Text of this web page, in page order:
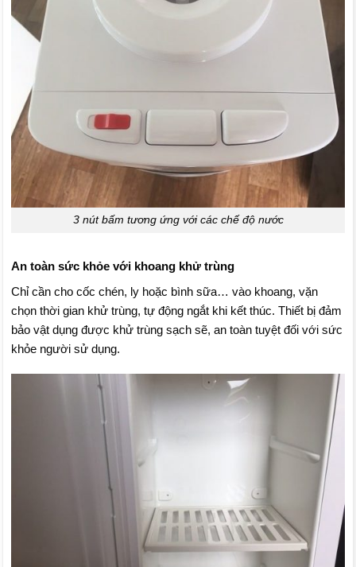
3 nút bấm tương ứng với các chế độ nước
An toàn sức khỏe với khoang khử trùng
Chỉ cần cho cốc chén, ly hoặc bình sữa… vào khoang, vặn
chọn thời gian khử trùng, tự động ngắt khi kết thúc. Thiết bị đảm
bảo vật dụng được khử trùng sạch sẽ, an toàn tuyệt đối với sức
khỏe người sử dụng.